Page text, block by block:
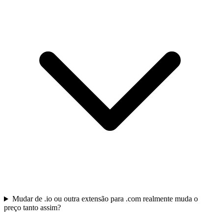
Mudar de .io ou outra extensão para .com realmente muda o
preço tanto assim?